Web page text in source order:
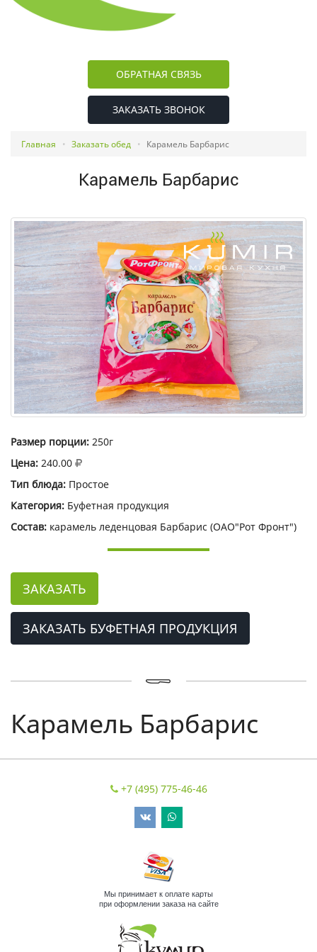
ОБРАТНАЯ СВЯЗЬ
ЗАКАЗАТЬ ЗВОНОК
Главная Заказать обед Карамель Барбарис
Карамель Барбарис
Размер порции: 250г
Цена: 240.00
Тип блюда: Простое
Категория: Буфетная продукция
Состав: карамель леденцовая Барбарис (ОАО"Рот Фронт")
ЗАКАЗАТЬ
ЗАКАЗАТЬ БУФЕТНАЯ ПРОДУКЦИЯ
Карамель Барбарис
+7 (495) 775-46-46
Мы принимает к оплате карты
при оформлении заказа на сайте